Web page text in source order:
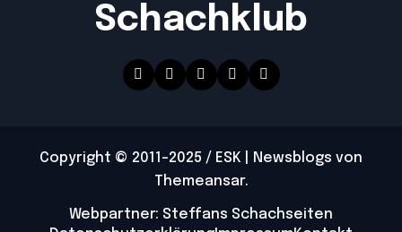
Schachklub
Copyright © 2011-2025 / ESK Newsblogs von
Themeansar.
Webpartner: Steffans Schachseiten